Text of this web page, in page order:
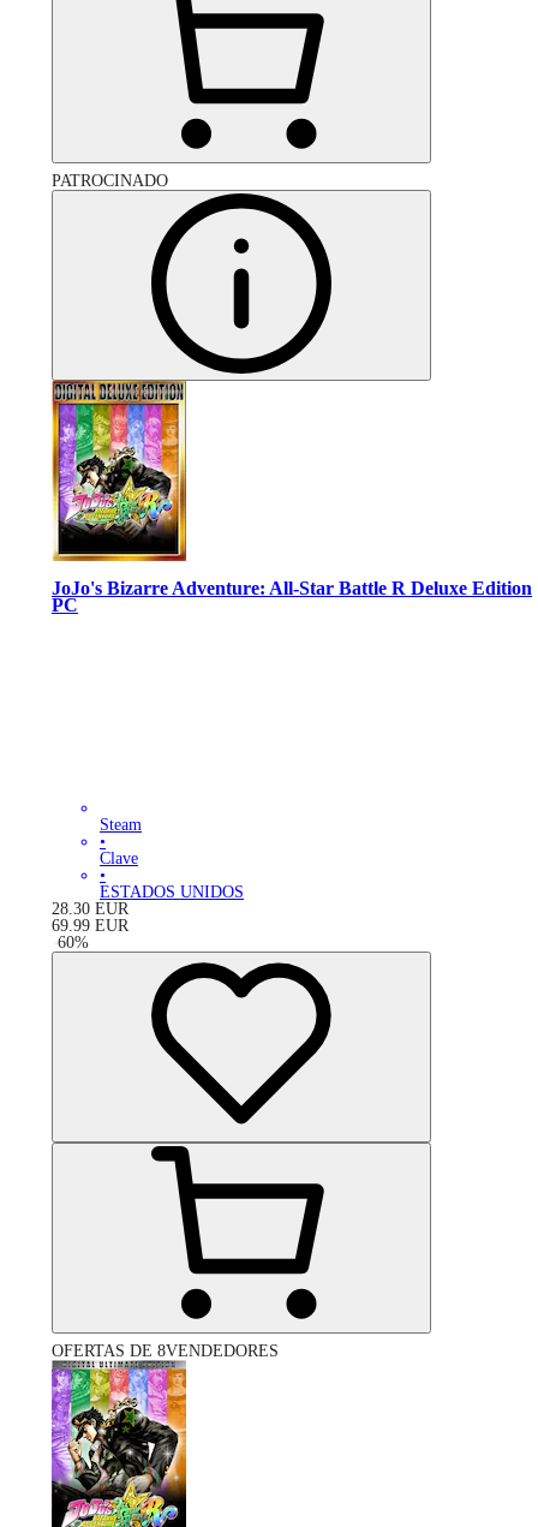
PATROCINADO
JoJo's Bizarre Adventure: All-Star Battle R Deluxe Edition
PC
Steam
•
Clave
•
ESTADOS UNIDOS
28.30 EUR
69.99 EUR
-60%
OFERTAS DE 8VENDEDORES